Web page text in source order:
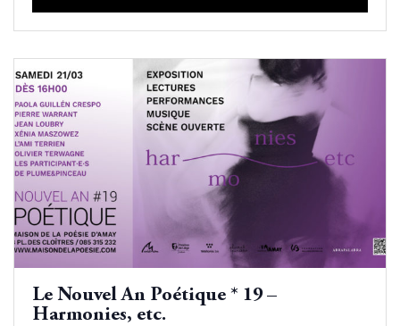
Le Nouvel An Poétique * 19 –
Harmonies, etc.